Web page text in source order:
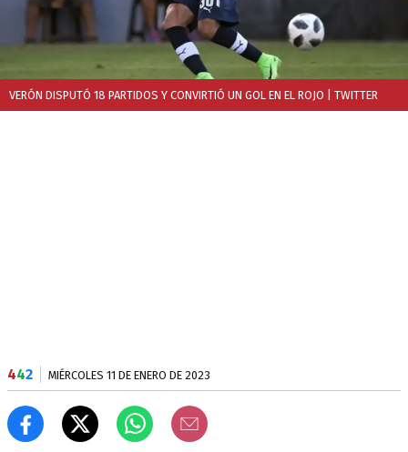
VERÓN DISPUTÓ 18 PARTIDOS Y CONVIRTIÓ UN GOL EN EL ROJO | TWITTER
442 MIÉRCOLES 11 DE ENERO DE 2023